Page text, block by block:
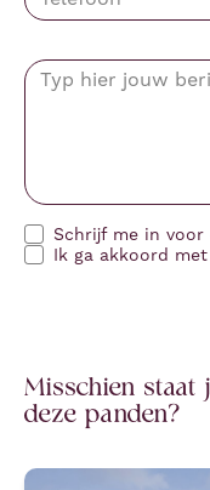
Schrijf me in
Ik ga akkoord
Misschien staat
deze panden?